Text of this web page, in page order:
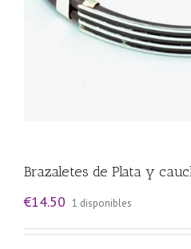
Brazaletes de Plata y
€14.50 1 disponibles